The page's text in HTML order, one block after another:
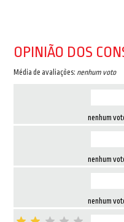
OPINIÃO DOS
Média de avaliações: nenhum voto
nenhum
nenhum
nenhum